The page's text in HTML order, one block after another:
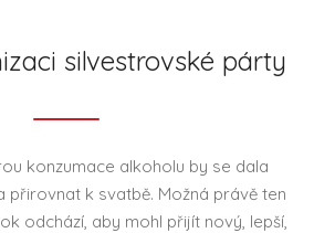
silvestrovské párty
konzumace alkoholu by se dala
přirovnat k svatbě. Možná právě ten
odchází, aby mohl přijít nový, lepší,